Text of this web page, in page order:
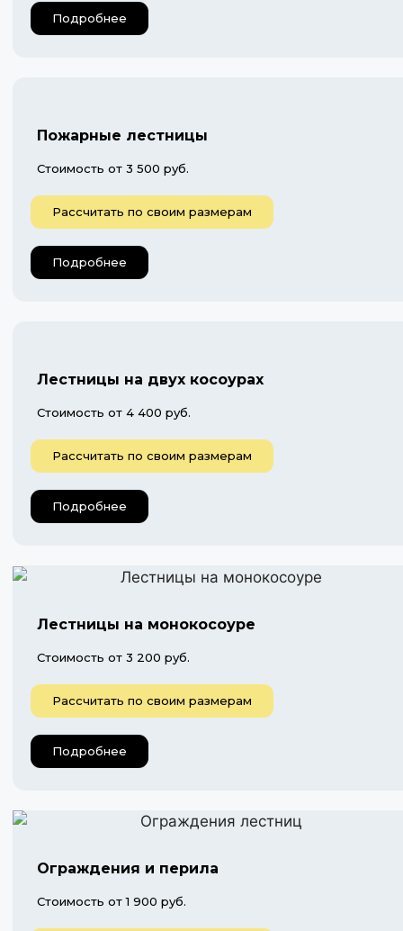
Подробнее
Пожарные лестницы
Стоимость от 3 500 руб.
Рассчитать по своим размерам
Подробнее
Лестницы на двух косоурах
Стоимость от 4 400 руб.
Рассчитать по своим размерам
Подробнее
Лестницы на монокосоуре
Стоимость от 3 200 руб.
Рассчитать по своим размерам
Подробнее
Ограждения и перила
Стоимость от 1 900 руб.